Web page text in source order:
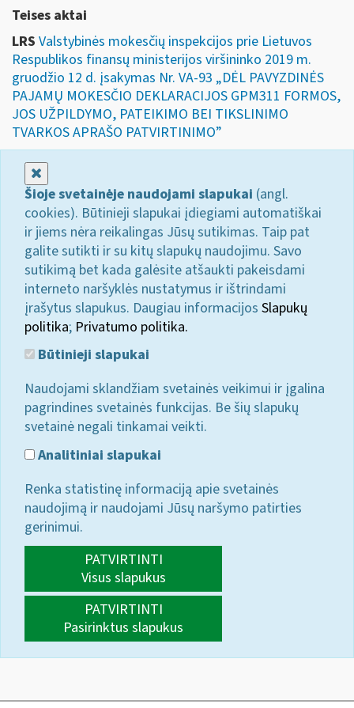
Teises aktai
LRS Valstybinės mokesčių inspekcijos prie Lietuvos
Respublikos finansų ministerijos viršininko 2019 m.
gruodžio 12 d. įsakymas Nr. VA-93 „DĖL PAVYZDINĖS
PAJAMŲ MOKESČIO DEKLARACIJOS GPM311 FORMOS,
JOS UŽPILDYMO, PATEIKIMO BEI TIKSLINIMO
TVARKOS APRAŠO PATVIRTINIMO”
Šioje svetainėje naudojami slapukai (angl.
cookies). Būtinieji slapukai įdiegiami automatiškai
ir jiems nėra reikalingas Jūsų sutikimas. Taip pat
galite sutikti ir su kitų slapukų naudojimu. Savo
sutikimą bet kada galėsite atšaukti pakeisdami
interneto naršyklės nustatymus ir ištrindami
įrašytus slapukus. Daugiau informacijos Slapukų
politika; Privatumo politika.
Būtinieji slapukai
Naudojami sklandžiam svetainės veikimui ir įgalina
pagrindines svetainės funkcijas. Be šių slapukų
svetainė negali tinkamai veikti.
Analitiniai slapukai
Renka statistinę informaciją apie svetainės
naudojimą ir naudojami Jūsų naršymo patirties
gerinimui.
PATVIRTINTI
Visus slapukus
PATVIRTINTI
Pasirinktus slapukus